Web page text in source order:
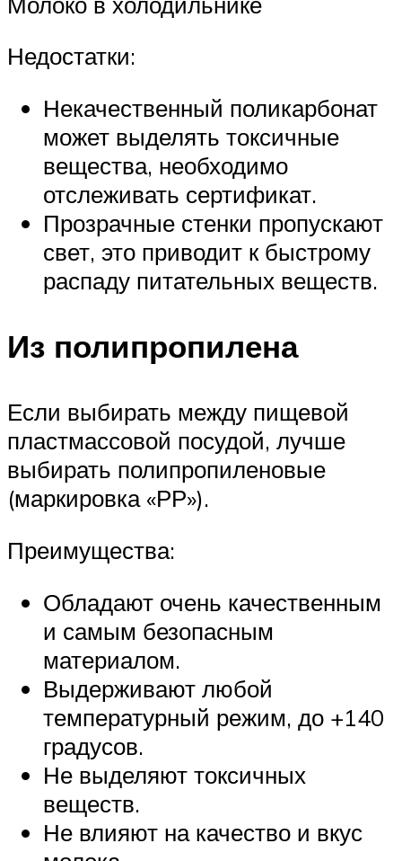
Недостатки:
Некачественный поликарбонат
может выделять токсичные
вещества, необходимо
отслеживать сертификат.
Прозрачные стенки пропускают
свет, это приводит к быстрому
распаду питательных веществ.
Из полипропилена
Если выбирать между пищевой
пластмассовой посудой, лучше
выбирать полипропиленовые
(маркировка «РР»).
Преимущества:
Обладают очень качественным
и самым безопасным
материалом.
Выдерживают любой
температурный режим, до +140
градусов.
Не выделяют токсичных
веществ.
Не влияют на качество и вкус